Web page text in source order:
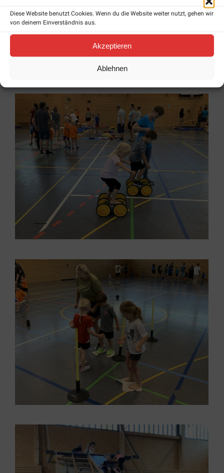
Diese Website benutzt Cookies. Wenn du die Website weiter nutzt, gehen wir
von deinem Einverständnis aus.
Akzeptieren
Ablehnen